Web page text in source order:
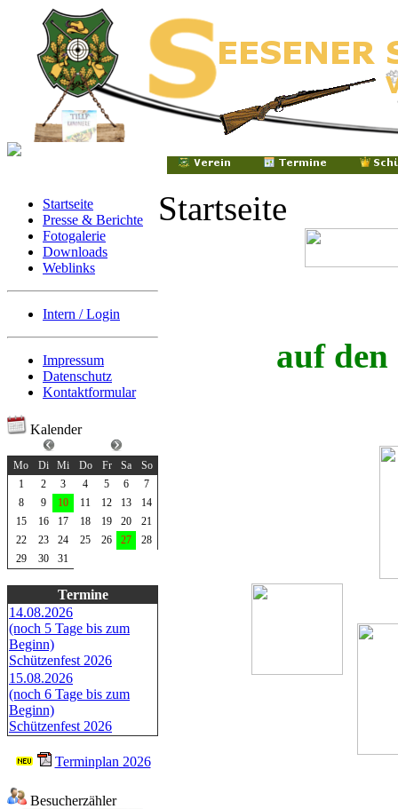
Startseite
Presse & Berichte
Fotogalerie
Downloads
Weblinks
Intern / Login
Impressum
Datenschutz
Kontaktformular
Kalender
Mo
Di Mi Do Fr Sa
So
1
2 3 4 5 6
7
8
9 10 11 12 13
14
15
16 17 18 19 20
21
22
23 24 25 26 27
28
29
30 31
Termine
14.08.2026
(noch 5 Tage bis zum
Beginn)
Schützenfest 2026
15.08.2026
(noch 6 Tage bis zum
Beginn)
Schützenfest 2026
Terminplan 2026
Besucherzähler
Startseite
auf den